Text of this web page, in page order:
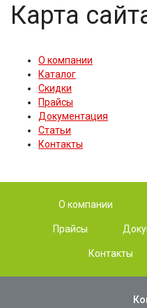
Карта
О компании
Каталог
Скидки
Прайсы
Документация
Статьи
Контакты
О компании
Прайсы
Контакты